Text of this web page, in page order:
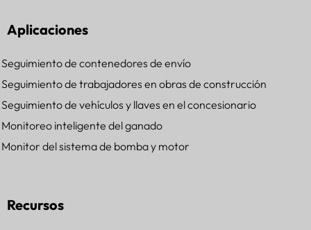
Aplicaciones
Seguimiento de contenedores de envío
Seguimiento de trabajadores en obras de construcción
Seguimiento de vehículos y llaves en el concesionario
Monitoreo inteligente del ganado
Monitor del sistema de bomba y motor
Recursos